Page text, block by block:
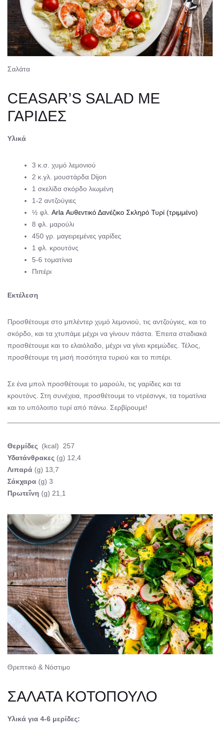
Σαλάτα
CEASAR’S SALAD ΜΕ
ΓΑΡΙΔΕΣ
Υλικά
3 κ.σ. χυμό λεμονιού
2 κ.γλ. μουστάρδα Dijon
1 σκελίδα σκόρδο λιωμένη
1-2 αντζούγιες
½ φλ. Arla Αυθεντικό Δανέζικο Σκληρό Τυρί (τριμμένο)
8 φλ. μαρούλι
450 γρ. μαγειρεμένες γαρίδες
1 φλ. κρουτόνς
5-6 τοματίνια
Πιπέρι
Εκτέλεση
Προσθέτουμε στο μπλέντερ χυμό λεμονιού, τις αντζούγιες, και το
σκόρδο, και τα χτυπάμε μέχρι να γίνουν πάστα. Έπειτα σταδιακά
προσθέτουμε και το ελαιόλαδο, μέχρι να γίνει κρεμώδες. Τέλος,
προσθέτουμε τη μισή ποσότητα τυριού και το πιπέρι.
Σε ένα μπολ προσθέτουμε το μαρούλι, τις γαρίδες και τα
κρουτόνς. Στη συνέχεια, προσθέτουμε το ντρέσινγκ, τα τοματίνια
και το υπόλοιπο τυρί από πάνω. Σερβίρουμε!
Θερμίδες (kcal) 257
Υδατάνθρακες (g) 12,4
Λιπαρά (g) 13,7
Σάκχαρα (g) 3
Πρωτεΐνη (g) 21,1
Θρεπτικό & Νόστιμο
ΣΑΛΑΤΑ ΚΟΤΟΠΟΥΛΟ
Yλικά για 4-6 μερίδες: